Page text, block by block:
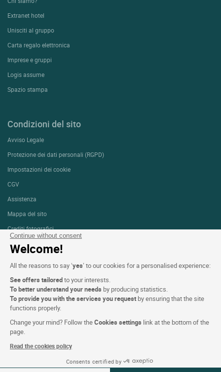
Continue without consent
Welcome!
All the reasons to say ‘yes’ to our cookies for a personalised experience:
See offers tailoredto your interests.
To better understand your needs by producing statistics.
To provide you with the services you request by ensuring that the site
functions properly.
Change your mind? Follow theCookies settings link at the bottom of the
page.
Read the cookies policy
Consents certified by
07-08 Ago 2026
Extranet hotel
Unisciti al gruppo
Carta regalo elettronica
Imprese e gruppi
Logis assume
Spazio stampa
Condizioni del sito
Avviso Legale
Protezione dei dati personali (RGPD)
Impostazioni dei cookie
CGV
Assistenza
Mappa del sito
Crediti fotografici
SEGUICI
Logis copyright © 2026 Tutti i diritti riservati realizzato da